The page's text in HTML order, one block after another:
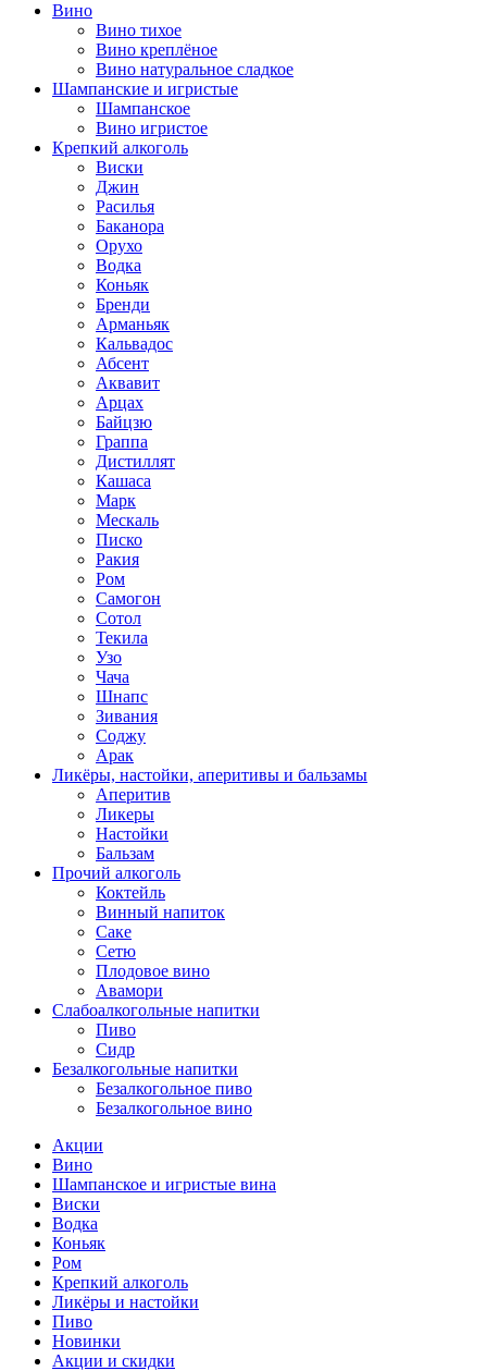
Вино
Вино тихое
Вино креплёное
Вино натуральное сладкое
Шампанские и игристые
Шампанское
Вино игристое
Крепкий алкоголь
Виски
Джин
Расилья
Баканора
Орухо
Водка
Коньяк
Бренди
Арманьяк
Кальвадос
Абсент
Аквавит
Арцах
Байцзю
Граппа
Дистиллят
Кашаса
Марк
Мескаль
Писко
Ракия
Ром
Самогон
Сотол
Текила
Узо
Чача
Шнапс
Зивания
Соджу
Арак
Ликёры, настойки, аперитивы и бальзамы
Аперитив
Ликеры
Настойки
Бальзам
Прочий алкоголь
Коктейль
Винный напиток
Саке
Сетю
Плодовое вино
Авамори
Слабоалкогольные напитки
Пиво
Сидр
Безалкогольные напитки
Безалкогольное пиво
Безалкогольное вино
Акции
Вино
Шампанское и игристые вина
Виски
Водка
Коньяк
Ром
Крепкий алкоголь
Ликёры и настойки
Пиво
Новинки
Акции и скидки